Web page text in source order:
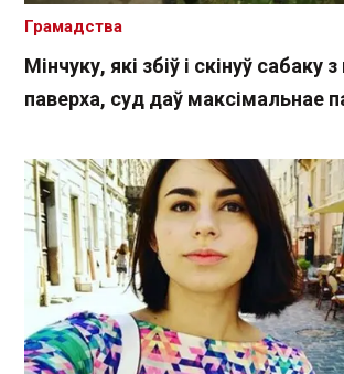
Мінчуку, які збіў і скінуў сабаку
паверха, суд даў максімальнае
Грамадства